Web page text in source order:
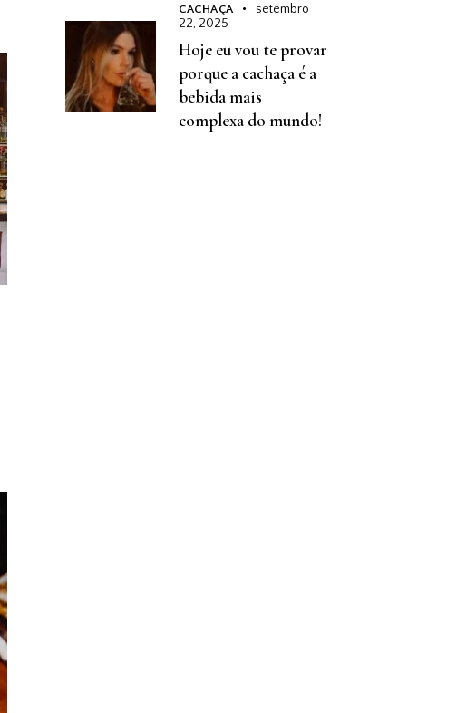
CACHAÇA
setembro
22, 2025
Hoje eu vou te provar
porque a cachaça é a
bebida mais
complexa do mundo!